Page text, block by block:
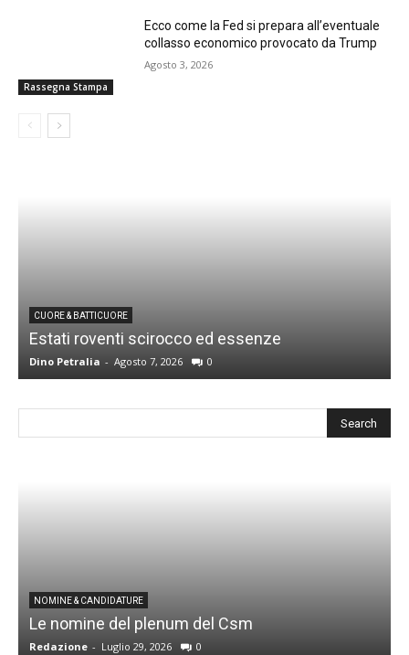
Rassegna Stampa
Ecco come la Fed si prepara all’eventuale
collasso economico provocato da Trump
Agosto 3, 2026
CUORE & BATTICUORE
Estati roventi scirocco ed essenze
Dino Petralia - Agosto 7, 2026 0
NOMINE & CANDIDATURE
Le nomine del plenum del Csm
Redazione - Luglio 29, 2026 0